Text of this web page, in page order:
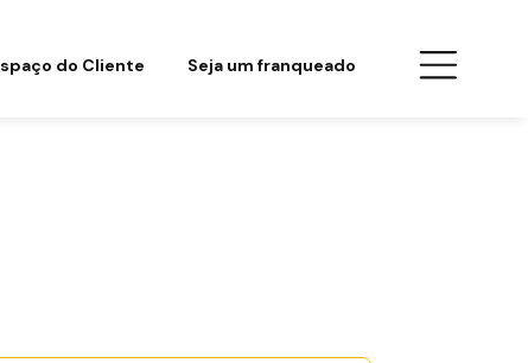
do Cliente Seja um franqueado